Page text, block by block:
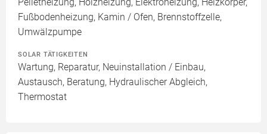
Fußbodenheizung, Kamin / Ofen, Brennstoffzelle,
Umwälzpumpe
SOLAR TÄTIGKEITEN
Wartung, Reparatur, Neuinstallation / Einbau,
Austausch, Beratung, Hydraulischer Abgleich,
Thermostat